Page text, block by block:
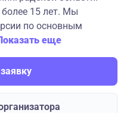
15 лет. Мы
по основным
еще